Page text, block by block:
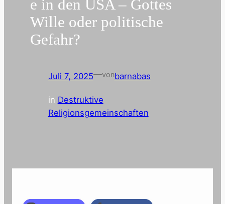
e in den USA – Gottes
Wille oder politische
Gefahr?
Juli 7, 2025—vonbarnabas
in Destruktive
Religionsgemeinschaften